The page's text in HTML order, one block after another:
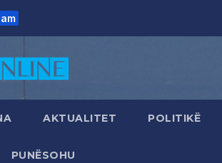
AKTUALITET POLITIKË
PUNËSOHU